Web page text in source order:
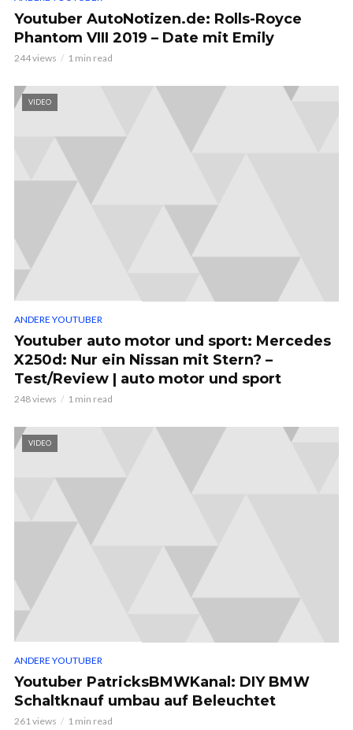
Youtuber AutoNotizen.de: Rolls-Royce
Phantom VIII 2019 – Date mit Emily
244 views 1 min read
VIDEO
ANDERE YOUTUBER
Youtuber auto motor und sport: Mercedes
X250d: Nur ein Nissan mit Stern? –
Test/Review | auto motor und sport
248 views 1 min read
VIDEO
ANDERE YOUTUBER
Youtuber PatricksBMWKanal: DIY BMW
Schaltknauf umbau auf Beleuchtet
261 views 1 min read